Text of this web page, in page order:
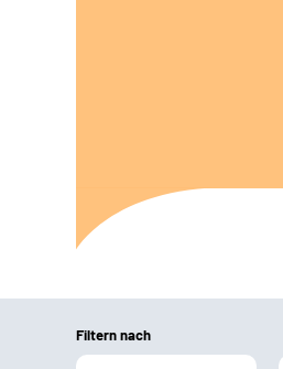
Filtern nach